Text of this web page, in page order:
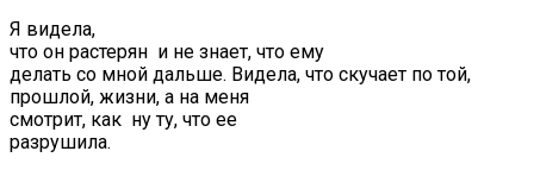
Я видела,
что он растерян и не знает, что ему
делать со мной дальше. Видела, что скучает по той,
прошлой, жизни, а на меня
смотрит, как ну ту, что ее
разрушила.